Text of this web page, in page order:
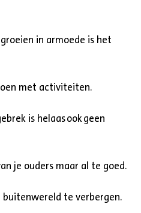
in armoede is het
met activiteiten.
is helaas ook geen
je ouders maar al te goed.
te verbergen.